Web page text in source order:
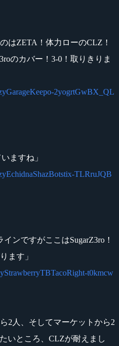
はZETA！体力ローのCLZ！
のカバー！3-0！取りきりま
2yogrtGwBX_QL
ますね」
TLRruJQB
ンですがここはSugarZ3ro！
ます」
t0kmcw
2人、そしてマーケットから2
いところ、CLZが耐えまし